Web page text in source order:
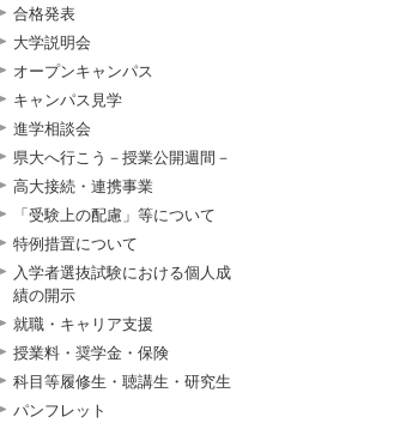
合格発表
大学説明会
オープンキャンパス
キャンパス見学
進学相談会
県大へ行こう－授業公開週間－
高大接続・連携事業
「受験上の配慮」等について
特例措置について
入学者選抜試験における個人成
績の開示
就職・キャリア支援
授業料・奨学金・保険
科目等履修生・聴講生・研究生
パンフレット